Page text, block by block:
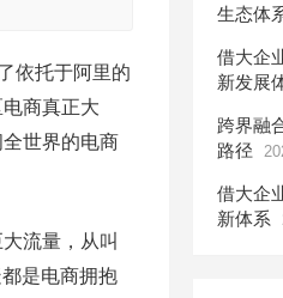
依托于阿里的
商真正大
世界的电商
流量，从叫
是电商拥抱
生态体
借大企
新发展
跨界融
路径
借大企
新体系